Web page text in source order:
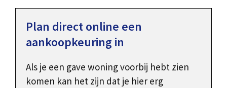
Plan direct online een
aankoopkeuring in
Als je een gave woning voorbij hebt zien
komen kan het zijn dat je hier erg